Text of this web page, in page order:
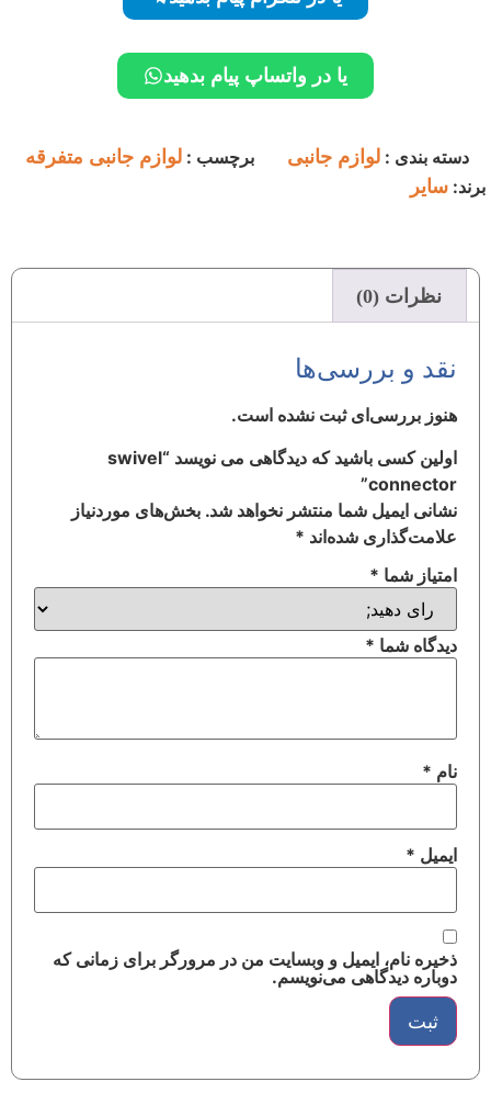
یا در واتساپ پیام بدهید
دسته بندی : لوازم جانبی برچسب : لوازم جانبی متفرقه
برند: سایر
نظرات (0)
نقد و بررسی‌ها
هنوز بررسی‌ای ثبت نشده است.
اولین کسی باشید که دیدگاهی می نویسد “swivel
connector”
نشانی ایمیل شما منتشر نخواهد شد. بخش‌های موردنیاز
علامت‌گذاری شده‌اند *
امتیاز شما *
دیدگاه شما *
نام *
ایمیل *
ذخیره نام، ایمیل و وبسایت من در مرورگر برای زمانی که
دوباره دیدگاهی می‌نویسم.